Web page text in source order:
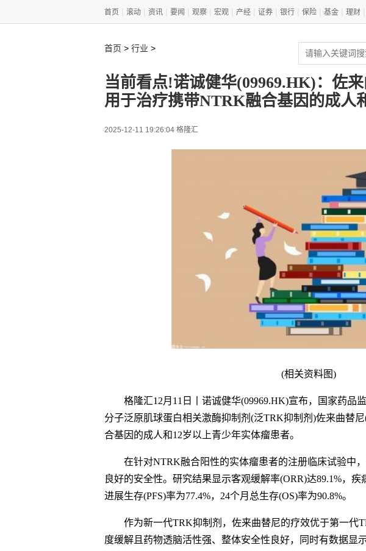
首页 滚动 资讯 要闻 观察 宏观 产经 证券 银行 保险 基金 理财
首页 > 行业 >
当前看点!诺诚健华(09969.HK)：佐
用于治疗携带NTRK融合基因的成人
2025-12-11 19:26:04 格隆汇
(相关资料图)
格隆汇12月11日丨诺诚健华(09969.HK)宣布，国家药品
分子泛原肌球蛋白相关激酶抑制剂(泛TRK抑制剂)佐来曲替
合基因的成人和12岁以上青少年实体瘤患者。
在针对NTRK融合阳性的实体瘤患者的注册临床试验中
良好的安全性。研究结果显示客观缓解率(ORR)达89.1%，疾
进展生存(PFS)率为77.4%，24个月总生存(OS)率为90.8%。
作为新一代TRK抑制剂，佐来曲替尼的疗效优于第一代
度缓解且药物透脑活性强、整体安全性良好，同时有数据显